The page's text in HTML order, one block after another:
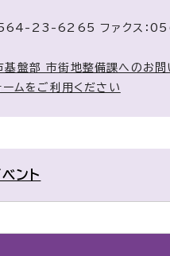
23-6265 ファクス：
基盤部 市街地整備課へのお問
ームをご利用ください
ント